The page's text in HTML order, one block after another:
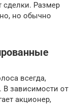
сделки. Размер
но обычно
всегда,
зависимости от
акционер,